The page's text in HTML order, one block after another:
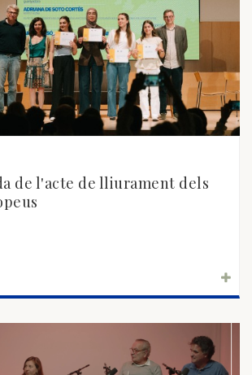
de l'acte de lliurament dels